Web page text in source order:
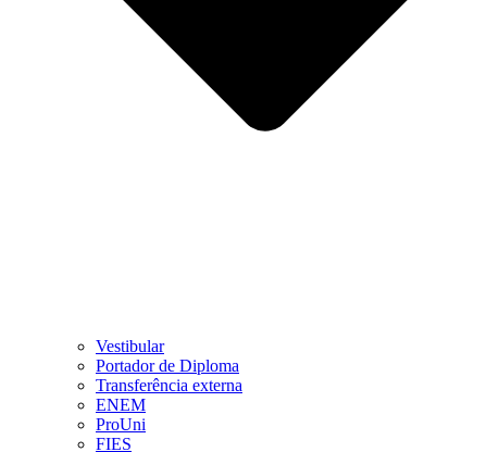
Vestibular
Portador de Diploma
Transferência externa
ENEM
ProUni
FIES